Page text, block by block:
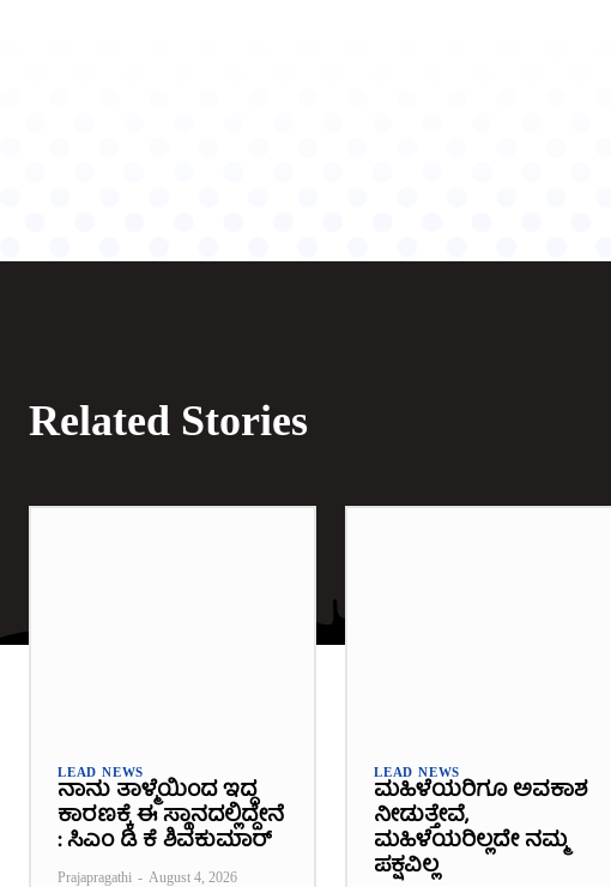
Related Stories
LEAD NEWS
ನಾನು ತಾಳ್ಮೆಯಿಂದ ಇದ್ದ
ಕಾರಣಕ್ಕೆ ಈ ಸ್ಥಾನದಲ್ಲಿದ್ದೇನೆ
: ಸಿಎಂ ಡಿ ಕೆ ಶಿವಕುಮಾರ್
Prajapragathi - August 4, 2026
LEAD NEWS
ಮಹಿಳೆಯರಿಗೂ ಅವಕಾಶ
ನೀಡುತ್ತೇವೆ,
ಮಹಿಳೆಯರಿಲ್ಲದೇ ನಮ್ಮ
ಪಕ್ಷವಿಲ್ಲ